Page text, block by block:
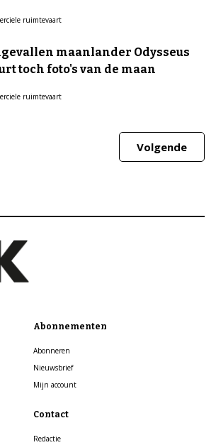
ruimtevaart
maanlander Odysseus
toch foto's van de maan
ruimtevaart
Volgende
Abonnementen
Abonneren
Nieuwsbrief
Mijn account
Contact
Redactie